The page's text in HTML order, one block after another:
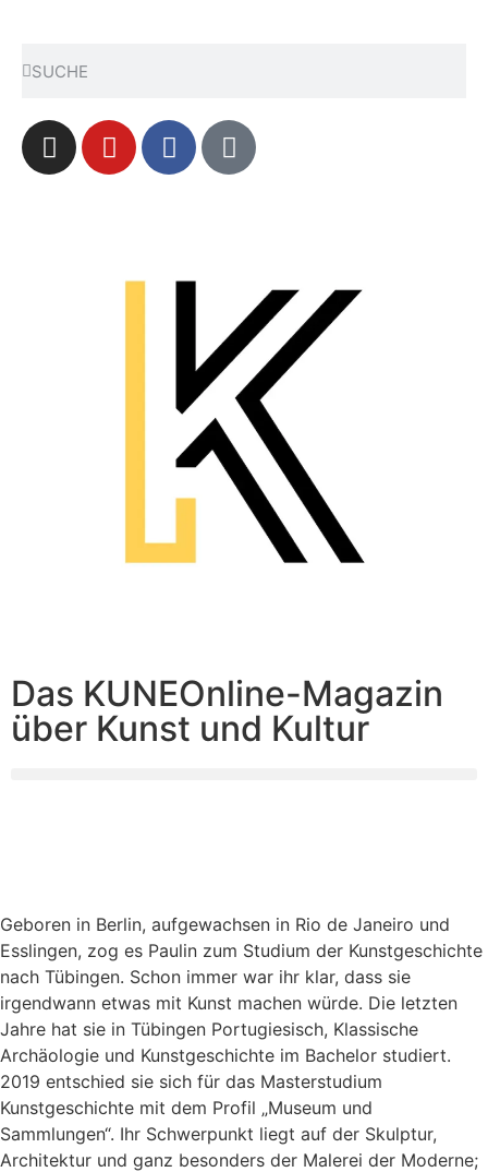
Das KUNEOnline-Magazin
über Kunst und Kultur
Geboren in Berlin, aufgewachsen in Rio de Janeiro und
Esslingen, zog es Paulin zum Studium der Kunstgeschichte
nach Tübingen. Schon immer war ihr klar, dass sie
irgendwann etwas mit Kunst machen würde. Die letzten
Jahre hat sie in Tübingen Portugiesisch, Klassische
Archäologie und Kunstgeschichte im Bachelor studiert.
2019 entschied sie sich für das Masterstudium
Kunstgeschichte mit dem Profil „Museum und
Sammlungen“. Ihr Schwerpunkt liegt auf der Skulptur,
Architektur und ganz besonders der Malerei der Moderne;